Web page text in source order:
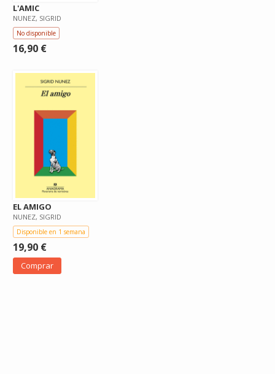
L'AMIC
NUNEZ, SIGRID
No disponible
16,90 €
EL AMIGO
NUNEZ, SIGRID
Disponible en 1 semana
19,90 €
Comprar